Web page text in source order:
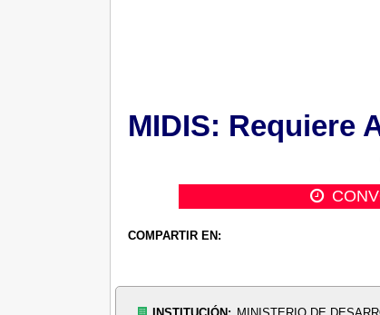
MIDIS: Requiere
COMPARTIR EN: